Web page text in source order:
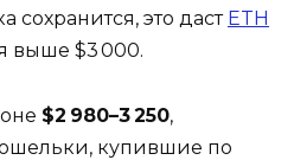
сохранится, это даст ETH
выше $3 000.
$2 980–3 250,
купившие по